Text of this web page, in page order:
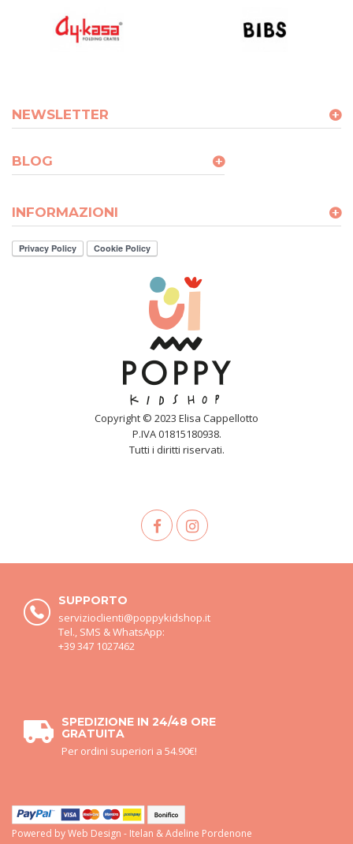
NEWSLETTER
BLOG
INFORMAZIONI
Copyright © 2023 Elisa Cappellotto
P.IVA 01815180938.
Tutti i diritti riservati.
SUPPORTO
servizioclienti@poppykidshop.it
Tel., SMS & WhatsApp:
+39 347 1027462
SPEDIZIONE IN 24/48 ORE
GRATUITA
Per ordini superiori a 54.90€!
Powered byWeb Design - Itelan & Adeline Pordenone